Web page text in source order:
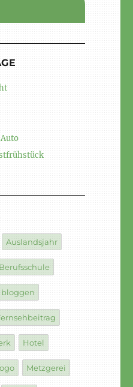
Auslandsjahr
Berufsschule
bloggen
Hotel
Metzgerei